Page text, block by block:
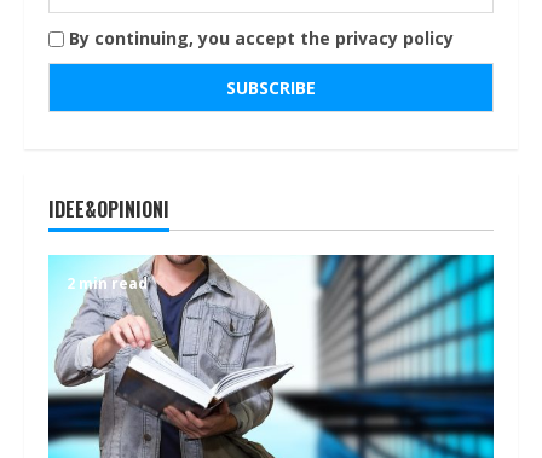
By continuing, you accept the privacy policy
IDEE&OPINIONI
2 min read